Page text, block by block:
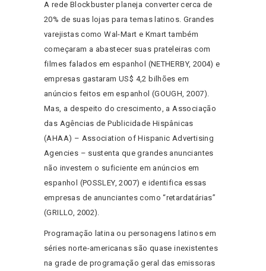
A rede Blockbuster planeja converter cerca de
20% de suas lojas para temas latinos. Grandes
varejistas como Wal-Mart e Kmart também
começaram a abastecer suas prateleiras com
filmes falados em espanhol (NETHERBY, 2004) e
empresas gastaram US$ 4,2 bilhões em
anúncios feitos em espanhol (GOUGH, 2007).
Mas, a despeito do crescimento, a Associação
das Agências de Publicidade Hispânicas
(AHAA) – Association of Hispanic Advertising
Agencies – sustenta que grandes anunciantes
não investem o suficiente em anúncios em
espanhol (POSSLEY, 2007) e identifica essas
empresas de anunciantes como “retardatárias”
(GRILLO, 2002).
Programação latina ou personagens latinos em
séries norte-americanas são quase inexistentes
na grade de programação geral das emissoras